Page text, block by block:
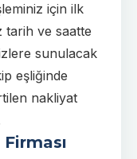
için ilk
tarih ve saatte
sunulacak
eşliğinde
nakliyat